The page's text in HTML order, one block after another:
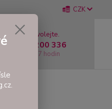
CZK
si rady? Zavolejte.
737 200 336
Pátek: 8 - 17 hodin